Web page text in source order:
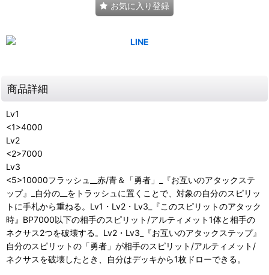
お気に入り登録
商品詳細
Lv1
<1>4000
Lv2
<2>7000
Lv3
<5>10000フラッシュ__赤/青＆「勇者」_『お互いのアタックステ
ップ』_自分の__をトラッシュに置くことで、対象の自分のスピリッ
トに手札から重ねる。Lv1・Lv2・Lv3_『このスピリットのアタック
時』BP7000以下の相手のスピリット/アルティメット1体と相手の
ネクサス2つを破壊する。Lv2・Lv3_『お互いのアタックステップ』
自分のスピリットの「勇者」が相手のスピリット/アルティメット/
ネクサスを破壊したとき、自分はデッキから1枚ドローできる。